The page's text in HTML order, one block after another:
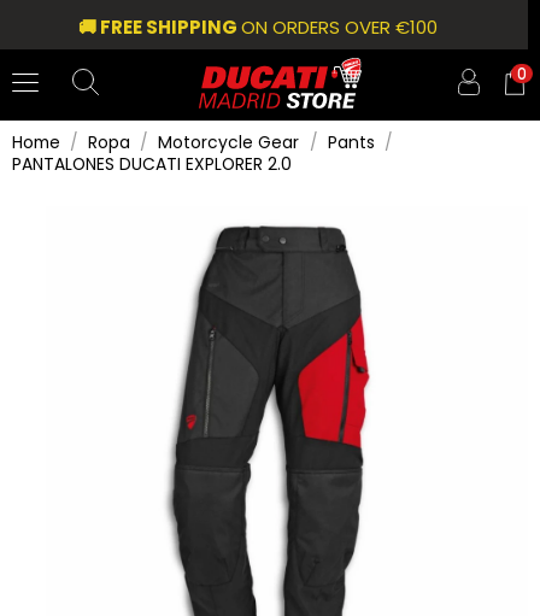
🚚 FREE SHIPPINGON ORDERS OVER €100
0
Home Ropa Motorcycle Gear
Pants
PANTALONES DUCATI EXPLORER 2.0